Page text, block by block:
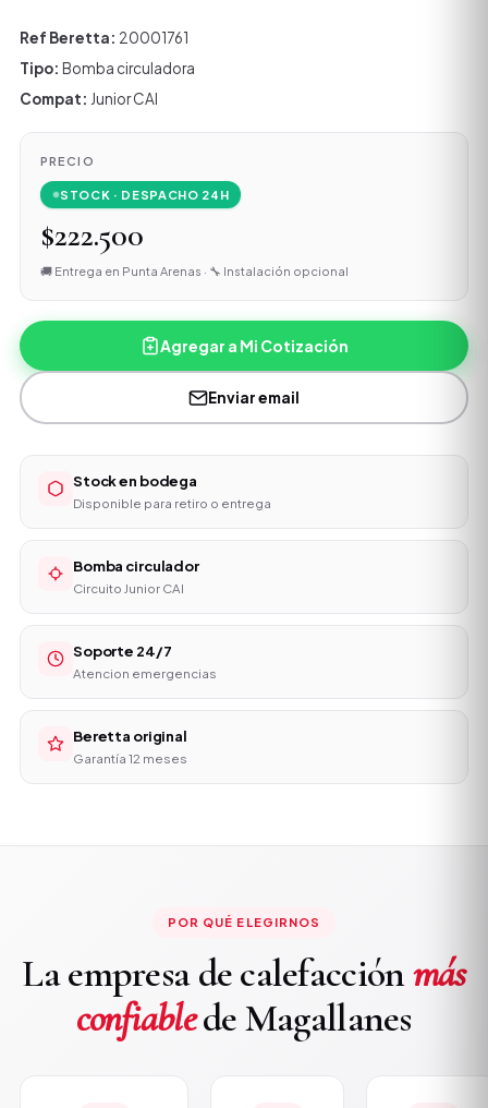
Ref Beretta: 20001761
Tipo: Bomba circuladora
Compat: Junior CAI
PRECIO
STOCK · DESPACHO 24H
$222.500
🚚 Entrega en Punta Arenas · 🔧 Instalación opcional
Agregar a Mi Cotización
Enviar email
Stock en bodega
Disponible para retiro o entrega
Bomba circulador
Circuito Junior CAI
Soporte 24/7
Atencion emergencias
Beretta original
Garantía 12 meses
POR QUÉ ELEGIRNOS
La empresa de calefacciónmás
confiablede Magallanes